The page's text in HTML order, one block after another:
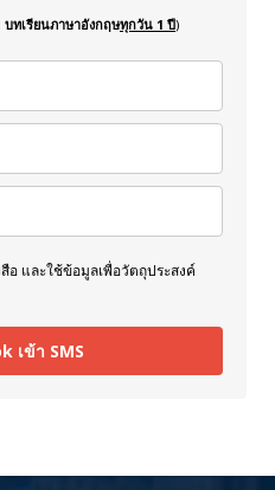
ทเรียนภาษาอังกฤษทุกวัน 1 ปี)
อ และใช้ข้อมูลเพื่อวัตถุประสงค์
เข้า SMS